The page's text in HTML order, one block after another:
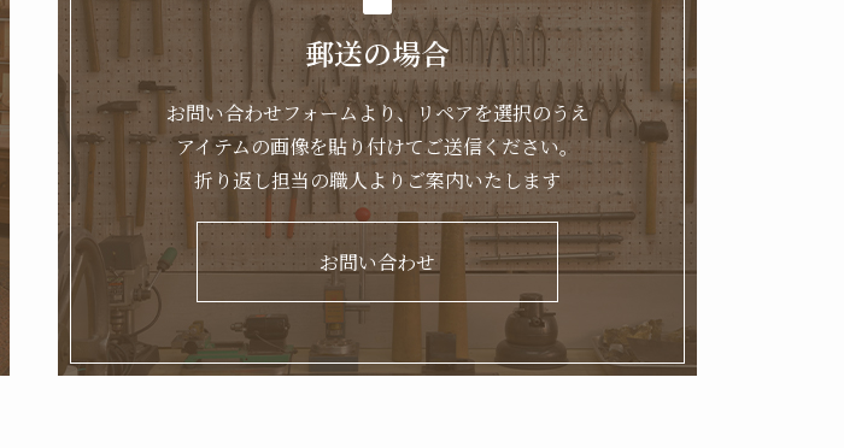
郵送の場合
お問い合わせフォームより、リペアを選択のうえ
アイテムの画像を貼り付けてご送信ください。
折り返し担当の職人よりご案内いたします
お問い合わせ